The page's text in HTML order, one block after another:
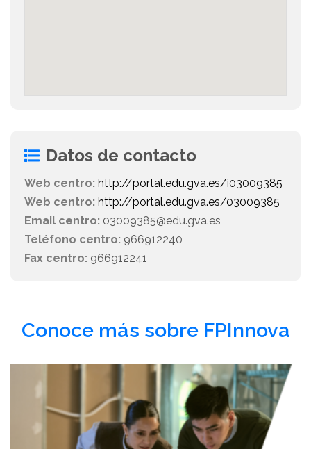
Datos de contacto
Web centro: http://portal.edu.gva.es/i03009385
Web centro: http://portal.edu.gva.es/03009385
Email centro: 03009385@edu.gva.es
Teléfono centro: 966912240
Fax centro: 966912241
Conoce más sobre FPInnova